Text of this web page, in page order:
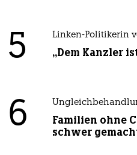
5 Linken-Politikerin
„Dem Kanzler
6
Familien ohne
schwer